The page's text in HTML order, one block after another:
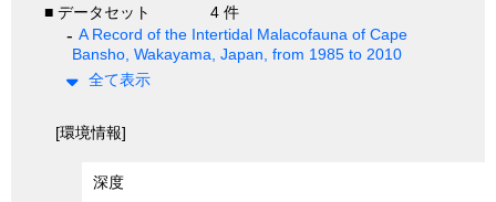
■ データセット
4 件
A Record of the Intertidal Malacofauna of Cape
Bansho, Wakayama, Japan, from 1985 to 2010
全て表示
[環境情報]
深度